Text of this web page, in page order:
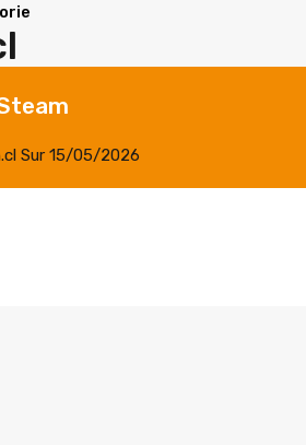
Sur 15/05/2026